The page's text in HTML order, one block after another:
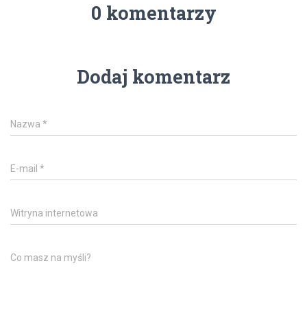
0 komentarzy
Dodaj komentarz
Nazwa *
E-mail *
Witryna internetowa
Co masz na myśli?